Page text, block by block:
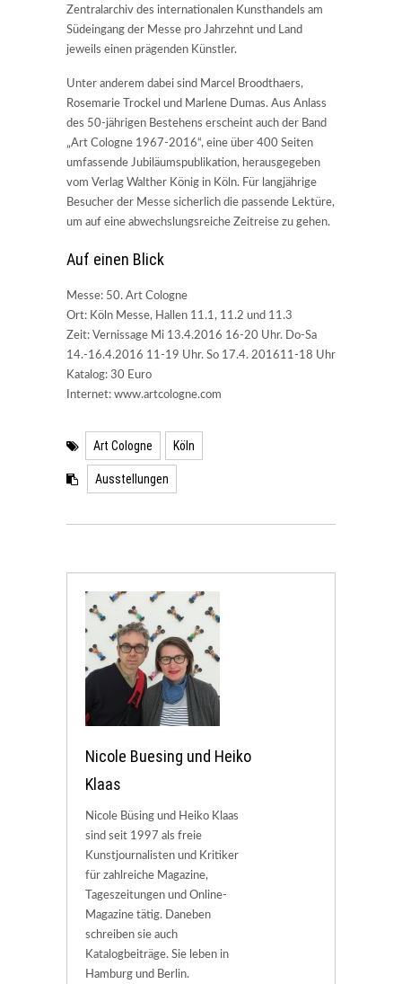
Zentralarchiv des internationalen Kunsthandels am
Südeingang der Messe pro Jahrzehnt und Land
jeweils einen prägenden Künstler.
Unter anderem dabei sind Marcel Broodthaers,
Rosemarie Trockel und Marlene Dumas. Aus Anlass
des 50-jährigen Bestehens erscheint auch der Band
„Art Cologne 1967-2016“, eine über 400 Seiten
umfassende Jubiläumspublikation, herausgegeben
vom Verlag Walther König in Köln. Für langjährige
Besucher der Messe sicherlich die passende Lektüre,
um auf eine abwechslungsreiche Zeitreise zu gehen.
Auf einen Blick
Messe: 50. Art Cologne
Ort: Köln Messe, Hallen 11.1, 11.2 und 11.3
Zeit: Vernissage Mi 13.4.2016 16-20 Uhr. Do-Sa
14.-16.4.2016 11-19 Uhr. So 17.4. 201611-18 Uhr
Katalog: 30 Euro
Internet: www.artcologne.com
Art Cologne Köln
Ausstellungen
Nicole Buesing und Heiko
Klaas
Nicole Büsing und Heiko Klaas
sind seit 1997 als freie
Kunstjournalisten und Kritiker
für zahlreiche Magazine,
Tageszeitungen und Online-
Magazine tätig. Daneben
schreiben sie auch
Katalogbeiträge. Sie leben in
Hamburg und Berlin.